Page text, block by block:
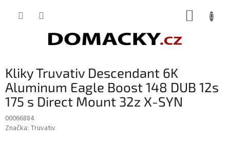
Kliky Truvativ Descendant 6K
Aluminum Eagle Boost 148 DUB 12s
175 s Direct Mount 32z X-SYN
00066884
Značka: Truvativ